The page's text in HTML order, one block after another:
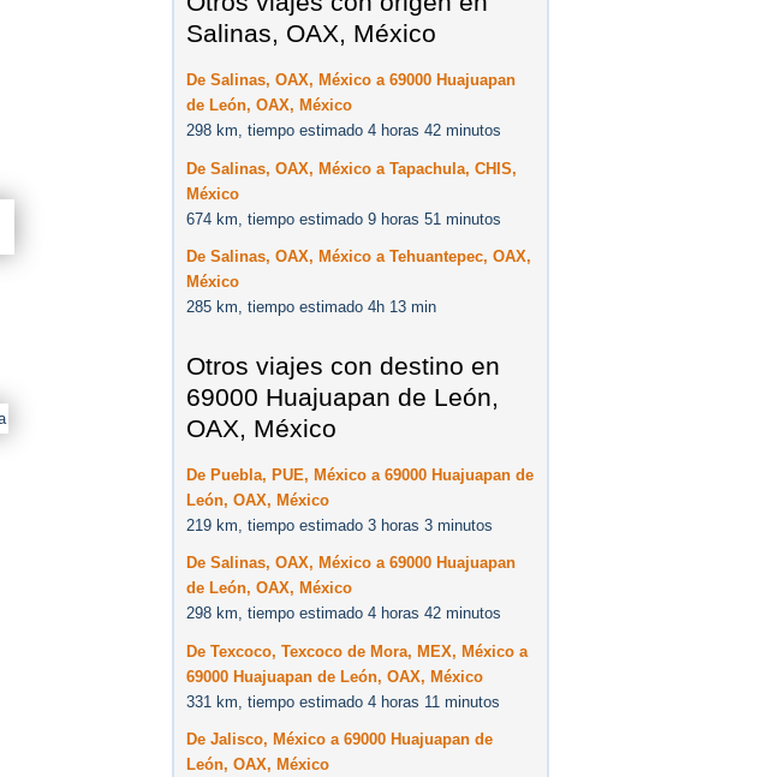
Salinas, OAX, México
De Salinas, OAX, México a 69000 Huajuapan
de León, OAX, México
298 km, tiempo estimado 4 horas 42 minutos
De Salinas, OAX, México a Tapachula, CHIS,
México
674 km, tiempo estimado 9 horas 51 minutos
De Salinas, OAX, México a Tehuantepec, OAX,
México
285 km, tiempo estimado 4h 13 min
Otros viajes con destino en
69000 Huajuapan de León,
OAX, México
De Puebla, PUE, México a 69000 Huajuapan de
León, OAX, México
219 km, tiempo estimado 3 horas 3 minutos
De Salinas, OAX, México a 69000 Huajuapan
de León, OAX, México
298 km, tiempo estimado 4 horas 42 minutos
De Texcoco, Texcoco de Mora, MEX, México a
69000 Huajuapan de León, OAX, México
331 km, tiempo estimado 4 horas 11 minutos
De Jalisco, México a 69000 Huajuapan de
León, OAX, México